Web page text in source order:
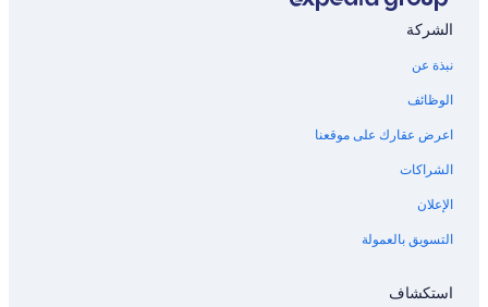
الشركة
نبذة عن
الوظائف
اعرض عقارك على موقعنا
الشراكات
الإعلان
التسويق بالعمولة
استكشاف